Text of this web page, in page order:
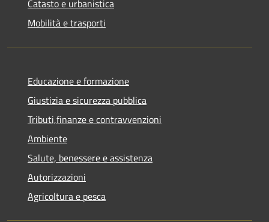
Catasto e urbanistica
Mobilità e trasporti
Educazione e formazione
Giustizia e sicurezza pubblica
Tributi,finanze e contravvenzioni
Ambiente
Salute, benessere e assistenza
Autorizzazioni
Agricoltura e pesca